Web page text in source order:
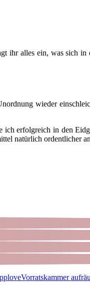
ihr alles ein, was sich in
wieder
erfolgreich in den
natürlich ordentlicher
Vorratskammer